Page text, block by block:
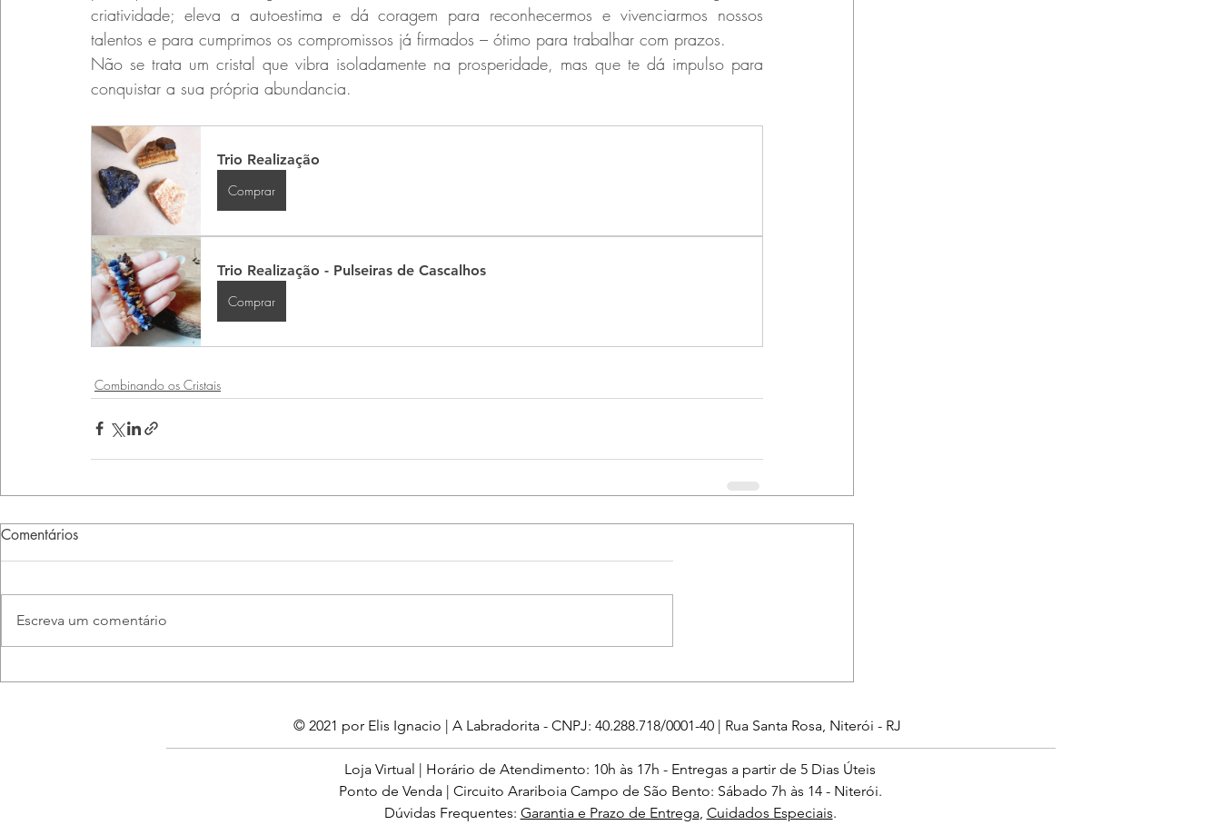
criatividade; eleva a autoestima e dá coragem para reconhecermos e vivenciarmos nossos
talentos e para cumprimos os compromissos já firmados – ótimo para trabalhar com prazos.
Não se trata um cristal que vibra isoladamente na prosperidade, mas que te dá impulso para
conquistar a sua própria abundancia.
Trio Realização
Comprar
Trio Realização - Pulseiras de Cascalhos
Comprar
Combinando os Cristais
Comentários
Escreva um comentário
© 2021 por Elis Ignacio | A Labradorita - CNPJ: 40.288.718/0001-40 | Rua Santa Rosa, Niterói - RJ
Loja Virtual | Horário de Atendimento: 10h às 17h - Entregas a partir de 5 Dias Úteis
Ponto de Venda | Circuito Arariboia Campo de São Bento: Sábado 7h às 14 - Niterói.
Dúvidas Frequentes: Garantia e Prazo de Entrega Cuidados Especiais.